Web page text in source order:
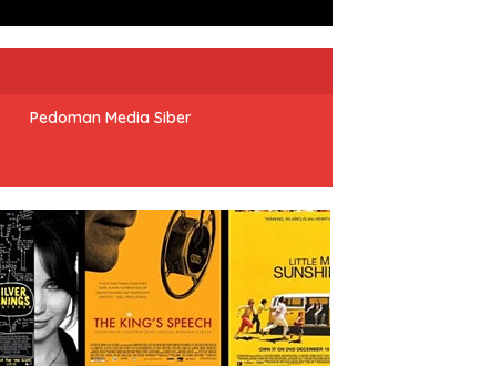
Pedoman Media Siber